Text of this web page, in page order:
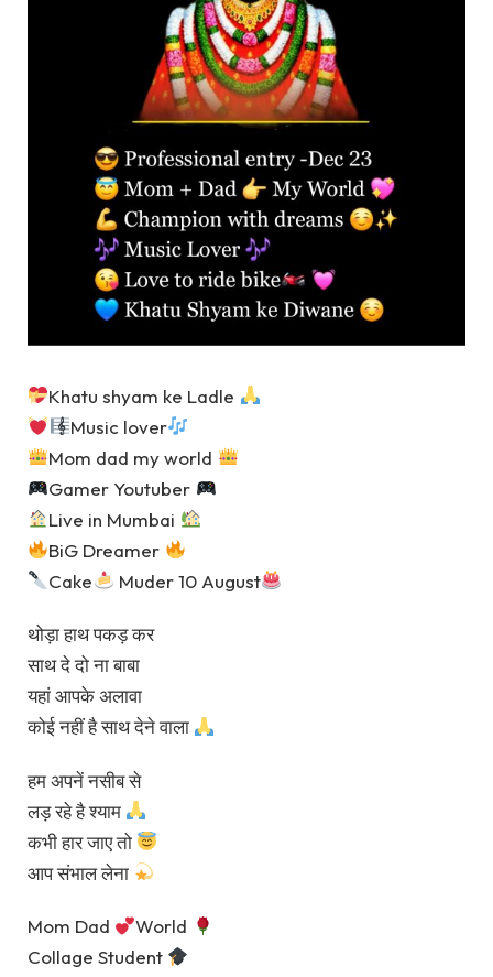
Khatu shyam ke Ladle
Music lover
Mom dad my world
Gamer Youtuber
Live in Mumbai
BiG Dreamer
Cake
Muder 10 August
थोड़ा हाथ पकड़ कर
साथ दे दो ना बाबा
यहां आपके अलावा
कोई नहीं है साथ देने वाला
हम अपनें नसीब से
लड़ रहे है श्याम
कभी हार जाए तो
आप संभाल लेना
Mom Dad
World
Collage Student